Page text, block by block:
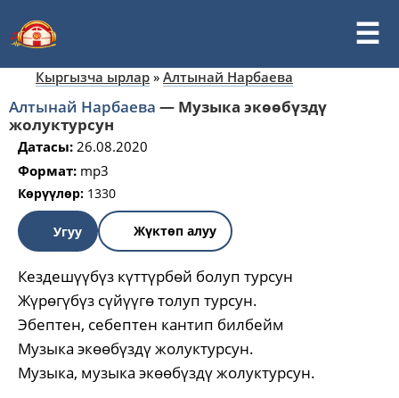
Кыргызча ырлар » Алтынай Нарбаева
Алтынай Нарбаева — Музыка экөөбүздү
жолуктурсун
Датасы: 26.08.2020
Формат: mp3
Көрүүлөр: 1330
Угуу Жүктөп алуу
Кездешүүбүз күттүрбөй болуп турсун
Жүрөгүбүз сүйүүгө толуп турсун.
Эбептен, себептен кантип билбейм
Музыка экөөбүздү жолуктурсун.
Музыка, музыка экөөбүздү жолуктурсун.